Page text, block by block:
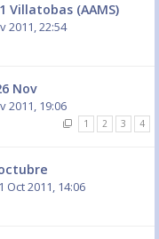
Villatobas (AAMS)
2011, 22:54
Nov
2011, 19:06
1 2 3 4
Oct 2011, 14:06